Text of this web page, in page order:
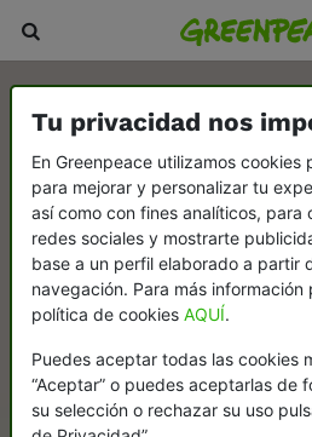
Tu privacidad nos
En Greenpeace utilizamos
para mejorar y personalizar tu
así como con fines analíticos, para
redes sociales y mostrarte
base a un perfil elaborado a partir
navegación. Para más
política de cookies AQUÍ.
Puedes aceptar todas las cookies
“Aceptar” o puedes aceptarlas de
su selección o rechazar su uso